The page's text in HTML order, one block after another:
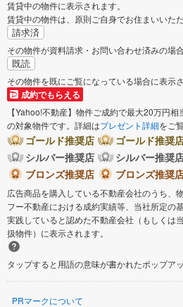
賃貸中の物件に表示されます。
賃貸中の物件は、原則ご自身でお住まいいた
請求済
その物件が資料請求・お問い合わせ済みの場
既読
その物件を既にご覧になっている場合に表示さ
成約でもらえる
【Yahoo!不動産】物件ご成約で最大20万円
の対象物件です。詳細はプレゼント詳細をご
ゴールド推奨店
ゴールド推奨
シルバー推奨店
シルバー推奨
ブロンズ推奨店
ブロンズ推奨
広告商品を購入している不動産会社のうち、
フー不動産における成約実績等、当社所定の
実践していると認めた不動産会社（もしくは
扱物件）に表示されます。
タップすると用語の意味が書かれたポップア
PRマークについて